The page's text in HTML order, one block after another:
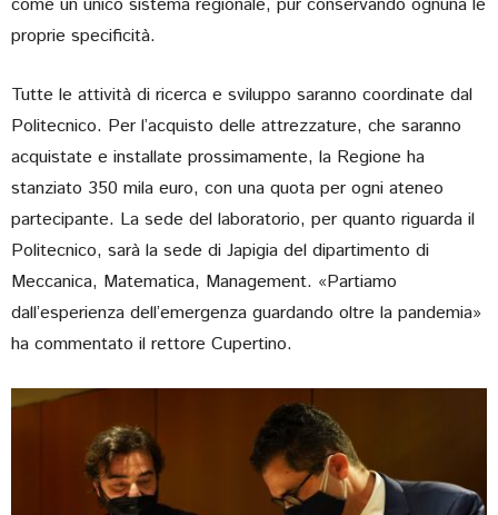
come un unico sistema regionale, pur conservando ognuna le
proprie specificità.
Tutte le attività di ricerca e sviluppo saranno coordinate dal
Politecnico. Per l’acquisto delle attrezzature, che saranno
acquistate e installate prossimamente, la Regione ha
stanziato 350 mila euro, con una quota per ogni ateneo
partecipante. La sede del laboratorio, per quanto riguarda il
Politecnico, sarà la sede di Japigia del dipartimento di
Meccanica, Matematica, Management. «Partiamo
dall’esperienza dell’emergenza guardando oltre la pandemia»
ha commentato il rettore Cupertino.